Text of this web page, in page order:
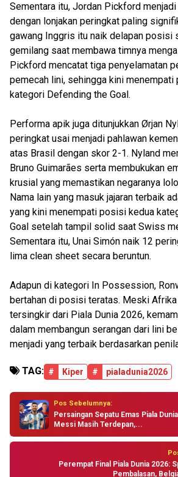
Sementara itu, Jordan Pickford
dengan lonjakan peringkat paling
gawang Inggris itu naik delapan posisi
gemilang saat membawa timnya
Pickford mencatat tiga penyelamatan
pemecah lini, sehingga kini menempati
kategori Defending the Goal.
Performa apik juga ditunjukkan Ørjan
peringkat usai menjadi pahlawan
atas Brasil dengan skor 2-1. Nyland
Bruno Guimarães serta membukukan
krusial yang memastikan negaranya
Nama lain yang masuk jajaran terbaik
yang kini menempati posisi kedua
Goal setelah tampil solid saat Swiss
Sementara itu, Unai Simón naik 12
lima clean sheet secara beruntun.
Adapun di kategori In Possession,
bertahan di posisi teratas. Meski
tersingkir dari Piala Dunia 2026,
dalam membangun serangan dari lini
menjadi yang terbaik berdasarkan
TAG: # Kiper # pialadunia2026
Pos Sebelumnya:
Persaingan Sepatu Emas Piala
Messi Masih Terdepan,...
Perempat Final Piala Dunia 2026:
Pembalasan,